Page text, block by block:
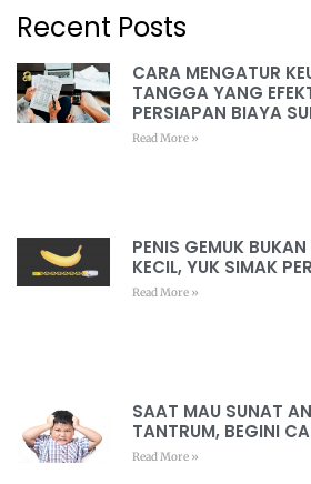
Recent Posts
CARA MENGATUR
TANGGA YANG
PERSIAPAN BIAYA
Read More »
PENIS GEMUK
KECIL, YUK SIMAK
Read More »
SAAT MAU SUNAT
TANTRUM, BEGINI
Read More »